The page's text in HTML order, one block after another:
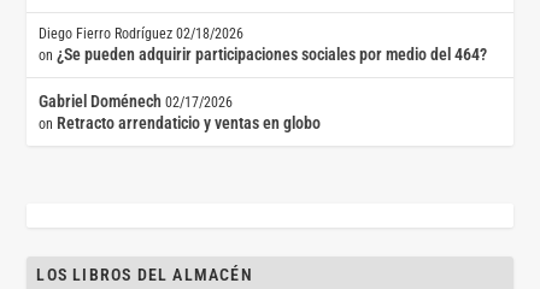
Diego Fierro Rodríguez 02/18/2026
on¿Se pueden adquirir participaciones sociales por medio del 464?
Gabriel Doménech 02/17/2026
on Retracto arrendaticio y ventas en globo
LOS LIBROS DEL ALMACÉN